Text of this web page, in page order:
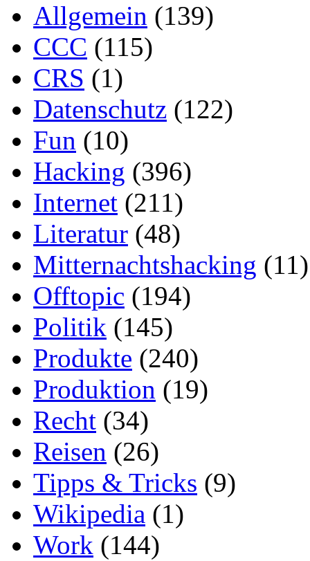
Allgemein (139)
CCC (115)
CRS (1)
Datenschutz (122)
Fun (10)
Hacking (396)
Internet (211)
Literatur (48)
Mitternachtshacking (11)
Offtopic (194)
Politik (145)
Produkte (240)
Produktion (19)
Recht (34)
Reisen (26)
Tipps & Tricks (9)
Wikipedia (1)
Work (144)